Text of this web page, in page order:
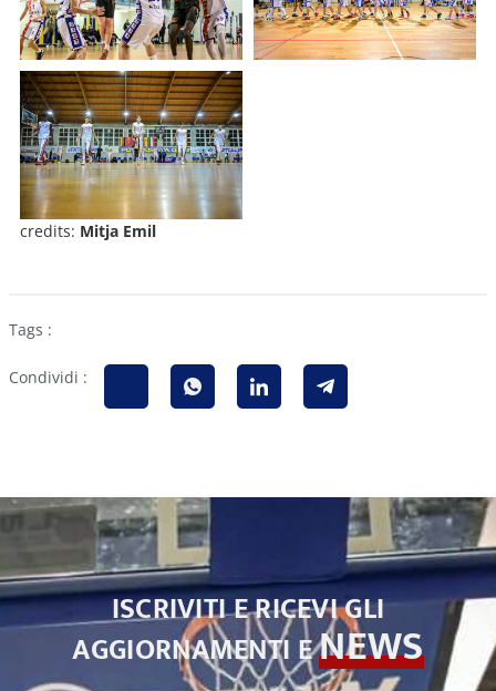
credits: Mitja Emil
Tags :
Condividi :
ISCRIVITI E RICEVI GLI
AGGIORNAMENTI ENEWS